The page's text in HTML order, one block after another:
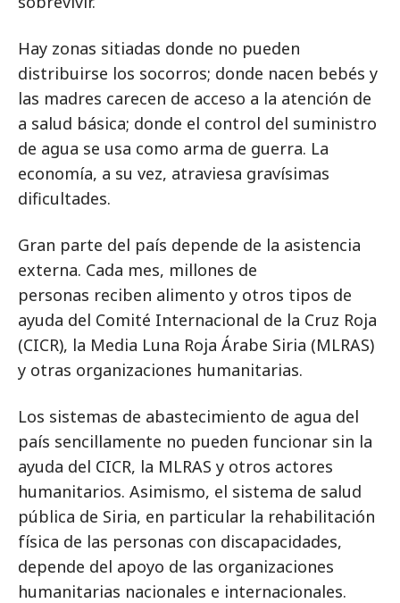
Hay zonas sitiadas donde no pueden
distribuirse los socorros; donde nacen bebés y
las madres carecen de acceso a la atención de
a salud básica; donde el control del suministro
de agua se usa como arma de guerra. La
economía, a su vez, atraviesa gravísimas
dificultades.
Gran parte del país depende de la asistencia
externa. Cada mes, millones de
personas reciben alimento y otros tipos de
ayuda del Comité Internacional de la Cruz Roja
(CICR), la Media Luna Roja Árabe Siria (MLRAS)
y otras organizaciones humanitarias.
Los sistemas de abastecimiento de agua del
país sencillamente no pueden funcionar sin la
ayuda del CICR, la MLRAS y otros actores
humanitarios. Asimismo, el sistema de salud
pública de Siria, en particular la rehabilitación
física de las personas con discapacidades,
depende del apoyo de las organizaciones
humanitarias nacionales e internacionales.